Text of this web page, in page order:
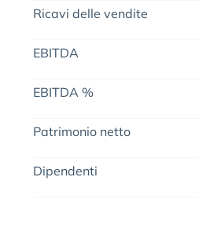
Ricavi delle vendite
EBITDA
EBITDA %
Patrimonio netto
Dipendenti